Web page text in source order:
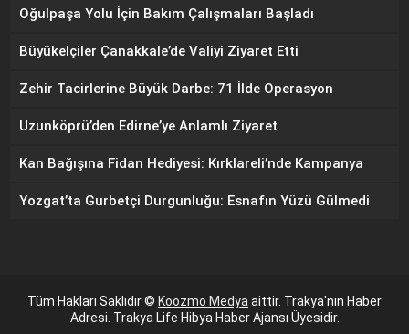
Oğulpaşa Yolu İçin Bakım Çalışmaları Başladı
Büyükelçiler Çanakkale’de Valiyi Ziyaret Etti
Zehir Tacirlerine Büyük Darbe: 71 İlde Operasyon
Uzunköprü’den Edirne’ye Anlamlı Ziyaret
Kan Bağışına Fidan Hediyesi: Kırklareli’nde Kampanya
Yozgat’ta Gurbetçi Durgunluğu: Esnafın Yüzü Gülmedi
Tüm Hakları Saklıdır © Koozmo Medyaaittir. Trakya'nın Haber
Adresi. Trakya Life Hibya Haber Ajansı Üyesidir.